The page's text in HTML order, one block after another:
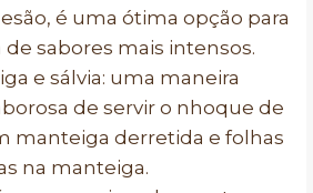
é uma ótima opção para
sabores mais intensos.
e sálvia: uma maneira
de servir o nhoque de
manteiga derretida e folhas
na manteiga.